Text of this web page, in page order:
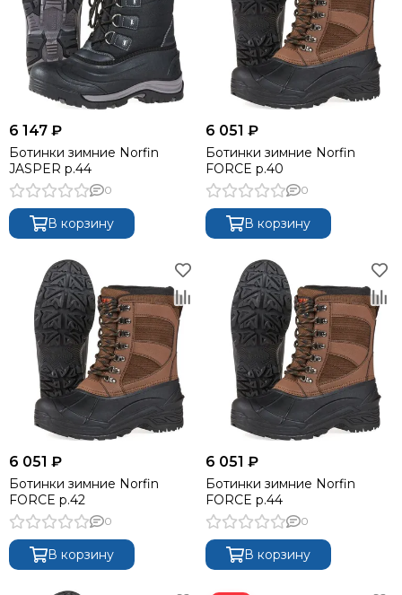
6 147 ₽
Ботинки зимние Norfin
JASPER р.44
0
В корзину
6 051 ₽
Ботинки зимние Norfin
FORCE р.40
0
В корзину
6 051 ₽
Ботинки зимние Norfin
FORCE р.42
0
В корзину
6 051 ₽
Ботинки зимние Norfin
FORCE р.44
0
В корзину